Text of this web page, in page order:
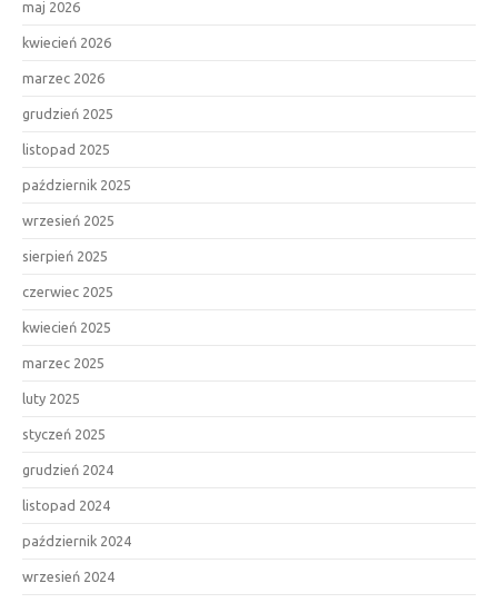
maj 2026
kwiecień 2026
marzec 2026
grudzień 2025
listopad 2025
październik 2025
wrzesień 2025
sierpień 2025
czerwiec 2025
kwiecień 2025
marzec 2025
luty 2025
styczeń 2025
grudzień 2024
listopad 2024
październik 2024
wrzesień 2024